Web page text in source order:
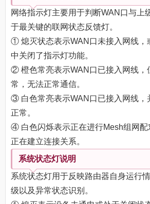
网络指示灯主要用于判断WAN口与上
于最关键的联网状态反馈灯。
① 熄灭状态表示WAN口未接入网线，
中关闭了指示灯功能。
② 橙色常亮表示WAN口已接入网线，
常，无法正常通信。
③ 白色常亮表示WAN口已接入网线，
正常。
④ 白色闪烁表示正在进行Mesh组网配
正在建立连接关系。
系统状态灯说明
系统状态灯用于反映路由器自身运行
级以及异常状态识别。